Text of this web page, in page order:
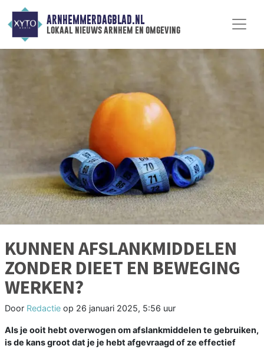
ARNHEMMERDAGBLAD.NL
lokaal nieuws arnhem en omgeving
KUNNEN AFSLANKMIDDELEN
ZONDER DIEET EN BEWEGING
WERKEN?
Door Redactie op 26 januari 2025, 5:56 uur
Als je ooit hebt overwogen om afslankmiddelen te gebruiken,
is de kans groot dat je je hebt afgevraagd of ze effectief